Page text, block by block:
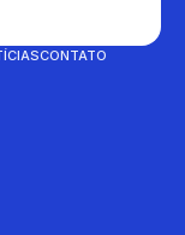
CONTATO